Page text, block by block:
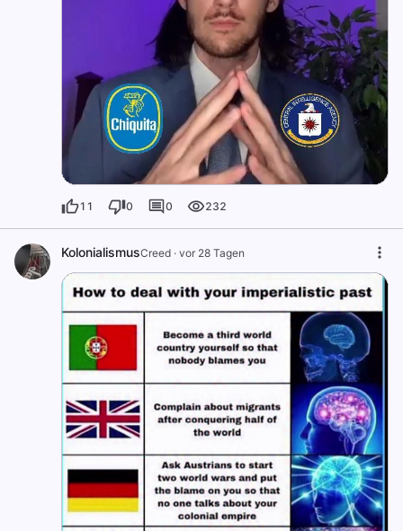
11 0 0 232
KolonialismusCreed · vor 28 Tagen